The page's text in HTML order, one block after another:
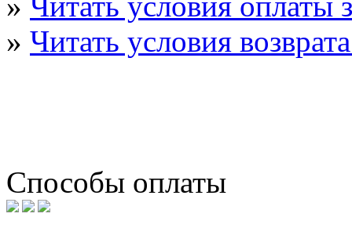
» Читать условия
Способы оплаты